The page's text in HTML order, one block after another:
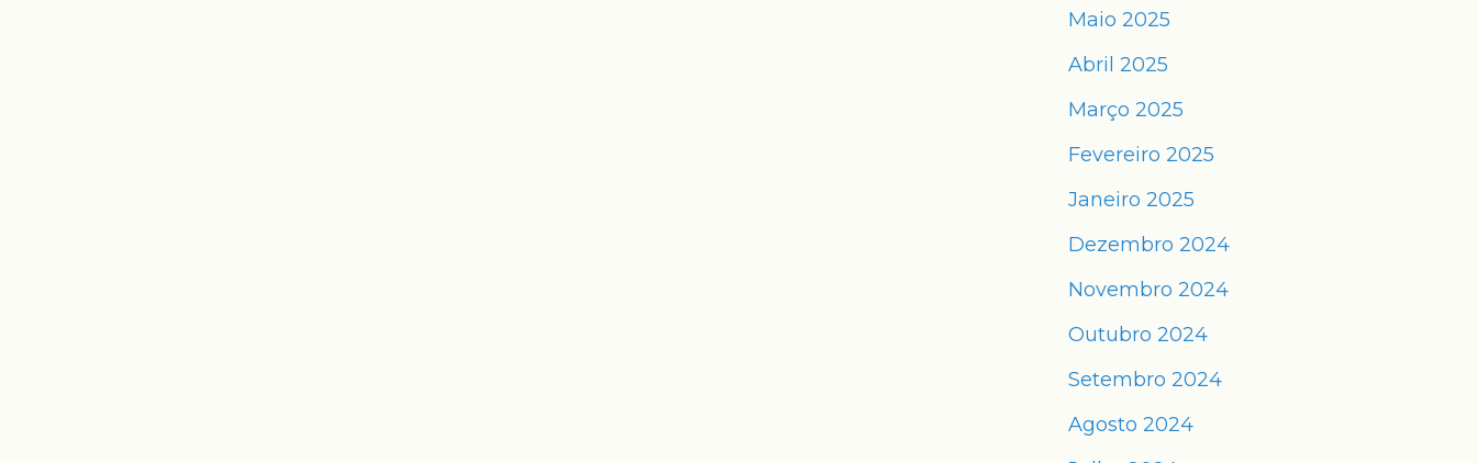
Maio 2025
Abril 2025
Março 2025
Fevereiro 2025
Janeiro 2025
Dezembro 2024
Novembro 2024
Outubro 2024
Setembro 2024
Agosto 2024